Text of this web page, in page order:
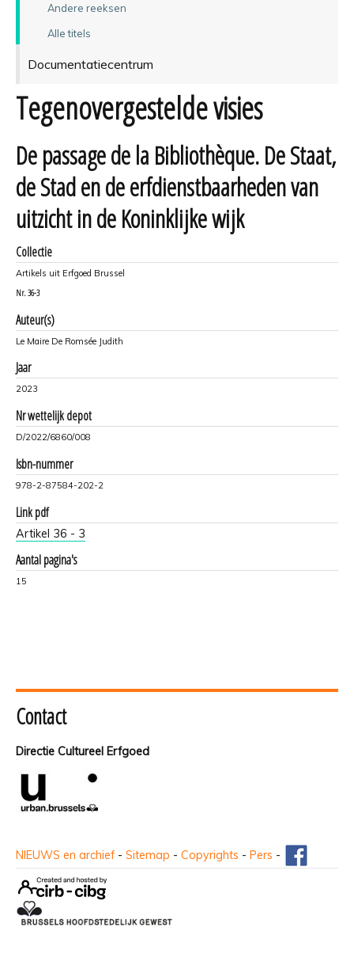
Andere reeksen
Alle titels
Documentatiecentrum
Tegenovergestelde visies
De passage de la Bibliothèque. De Staat,
de Stad en de erfdienstbaarheden van
uitzicht in de Koninklijke wijk
Collectie
Artikels uit Erfgoed Brussel
Nr. 36-3
Auteur(s)
Le Maire De Romsée Judith
Jaar
2023
Nr wettelijk depot
D/2022/6860/008
Isbn-nummer
978-2-87584-202-2
Link pdf
Artikel 36 - 3
Aantal pagina's
15
Contact
Directie Cultureel Erfgoed
NIEUWS en archief - Sitemap - Copyrights - Pers -